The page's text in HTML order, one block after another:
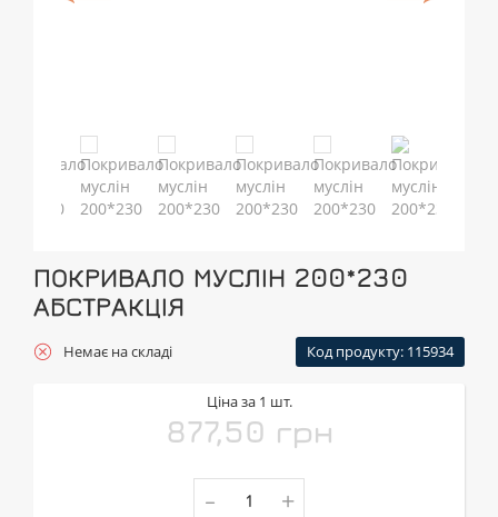
ПОКРИВАЛО МУСЛІН 200*230
АБСТРАКЦІЯ
Немає на складі Код продукту: 115934
Ціна за 1 шт.
877,50 грн
- +